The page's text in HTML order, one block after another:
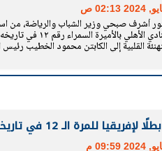
أشرف صبحي وزير الشباب والرياضة، من استاد
وتتويج النادي
القلبية إلي الكابتن محمود الخطيب رئيس
للمرة الـ 12 في تاريخه على حساب الترجي التونسي